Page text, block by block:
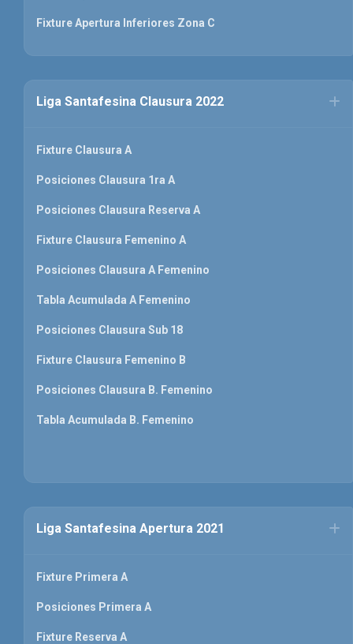
Fixture Apertura Inferiores Zona C
Liga Santafesina Clausura 2022
Fixture Clausura A
Posiciones Clausura 1ra A
Posiciones Clausura Reserva A
Fixture Clausura Femenino A
Posiciones Clausura A Femenino
Tabla Acumulada A Femenino
Posiciones Clausura Sub 18
Fixture Clausura Femenino B
Posiciones Clausura B. Femenino
Tabla Acumulada B. Femenino
Liga Santafesina Apertura 2021
Fixture Primera A
Posiciones Primera A
Fixture Reserva A